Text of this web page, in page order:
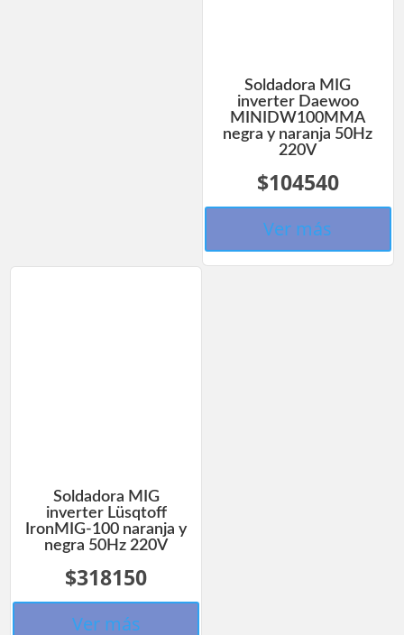
Soldadora MIG
inverter Daewoo
MINIDW100MMA
negra y naranja 50Hz
220V
$104540
Ver más
Soldadora MIG
inverter Lüsqtoff
IronMIG-100 naranja y
negra 50Hz 220V
$318150
Ver más